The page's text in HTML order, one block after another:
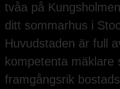
tvåa på
ditt sommarhus i
Huvudstaden är full
kompetenta mäklare
framgångsrik